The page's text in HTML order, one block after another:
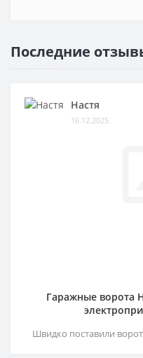
Последние
Настя
16.12.2025
Гаражные ворота
Швидко поставили